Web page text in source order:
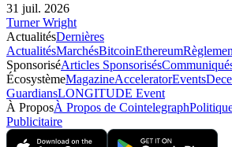
31 juil. 2026
Turner Wright
ActualitésDernières
ActualitésMarchésBitcoinEthereum
SponsoriséArticles Sponsorisés
ÉcosystèmeMagazineAcceleratorEvents
GuardiansLONGITUDE Event
À ProposÀ Propos de Cointelegraph
Publicitaire